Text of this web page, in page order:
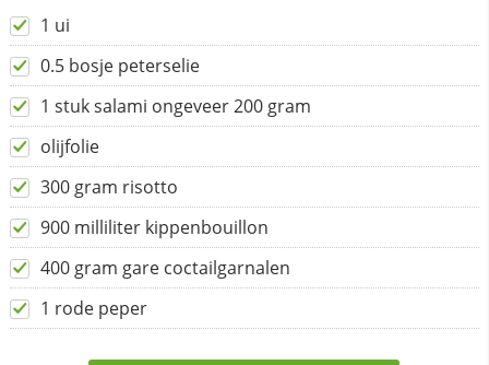
1 ui
0.5 bosje peterselie
1 stuk salami ongeveer 200 gram
olijfolie
300 gram risotto
900 milliliter kippenbouillon
400 gram gare coctailgarnalen
1 rode peper